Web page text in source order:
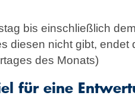
bis einschließlich
diesen nicht gibt, endet
des Monats)
für eine